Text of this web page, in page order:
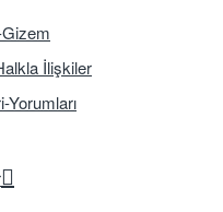
İlişkiler
Yorumları